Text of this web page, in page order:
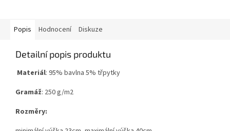
Popis Hodnocení Diskuze
Detailní popis produktu
Materiál: 95% bavlna 5% třpytky
Gramáž: 250 g/m2
Rozměry: